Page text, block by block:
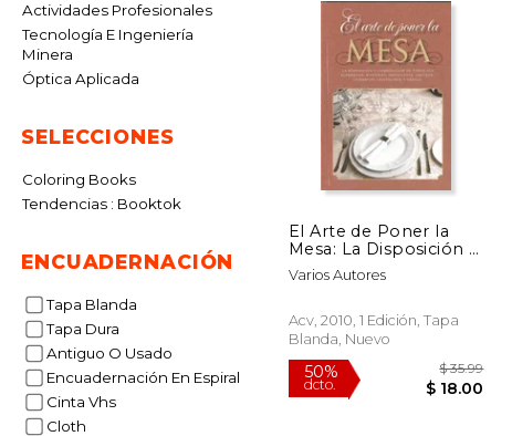
Actividades Profesionales
Tecnología E Ingeniería
Minera
Óptica Aplicada
SELECCIONES
Coloring Books
Tendencias : Booktok
ENCUADERNACIÓN
Tapa Blanda
Tapa Dura
Antiguo O Usado
Encuadernación En Espiral
Cinta Vhs
Cloth
El Arte de Poner la
Mesa: La Disposición y
Combinación de
Todos sus Elementos:
Centros, Cubiertos,
Cristalería y Vajilla
Varios Autores
Acv, 2010, 1 Edición, Tapa
Blanda, Nuevo